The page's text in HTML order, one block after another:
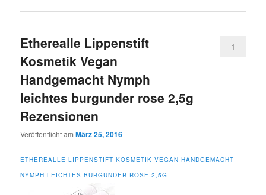
Etherealle Lippenstift
Kosmetik Vegan
Handgemacht Nymph
leichtes burgunder rose 2,5g
Rezensionen
Veröffentlicht amMärz 25, 2016
1
ETHEREALLE LIPPENSTIFT KOSMETIK VEGAN HANDGEMACHT
NYMPH LEICHTES BURGUNDER ROSE 2,5G